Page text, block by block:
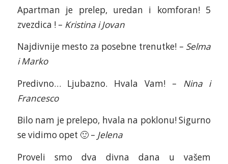
Apartman je prelep, uredan i komforan! 5
zvezdica ! – Kristina i Jovan
Najdivnije mesto za posebne trenutke! – Selma
i Marko
Predivno… Ljubazno. Hvala Vam! – Nina i
Francesco
Bilo nam je prelepo, hvala na poklonu! Sigurno
se vidimo opet 🙂 – Jelena
Proveli smo dva divna dana u vašem